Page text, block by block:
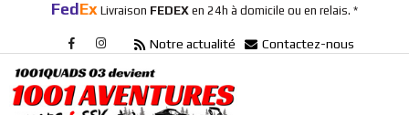
Fed Ex Livraison FEDEX en 24h à domicile ou en relais. *
Notre actualité Contactez-nous